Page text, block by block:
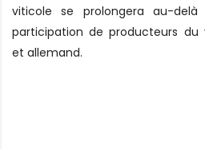
viticole se prolongera au-
participation de producteurs du
et allemand.